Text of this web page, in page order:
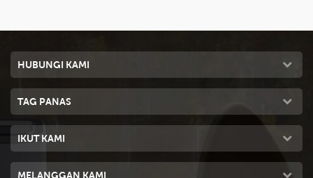
HUBUNGI KAMI
TAG PANAS
IKUT KAMI
MELANGGAN KAMI